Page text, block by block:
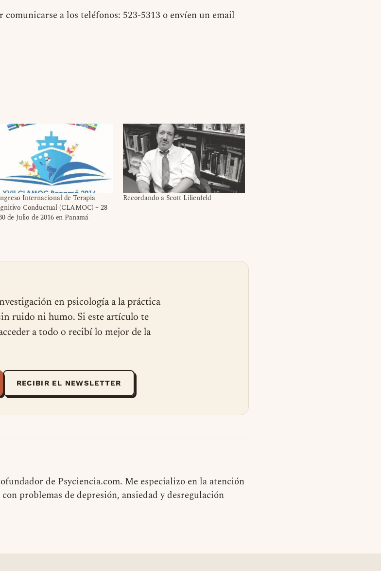
a los teléfonos: 523-5313 o envíen un email
Internacional de Terapia
Conductual (CLAMOC) – 28
de Julio de 2016 en Panamá
Recordando a Scott Lilienfeld
en psicología a la práctica
ruido ni humo. Si este artículo te
a todo o recibí lo mejor de la
RECIBIR EL NEWSLETTER
de Psyciencia.com. Me especializo en la atención
problemas de depresión, ansiedad y desregulación